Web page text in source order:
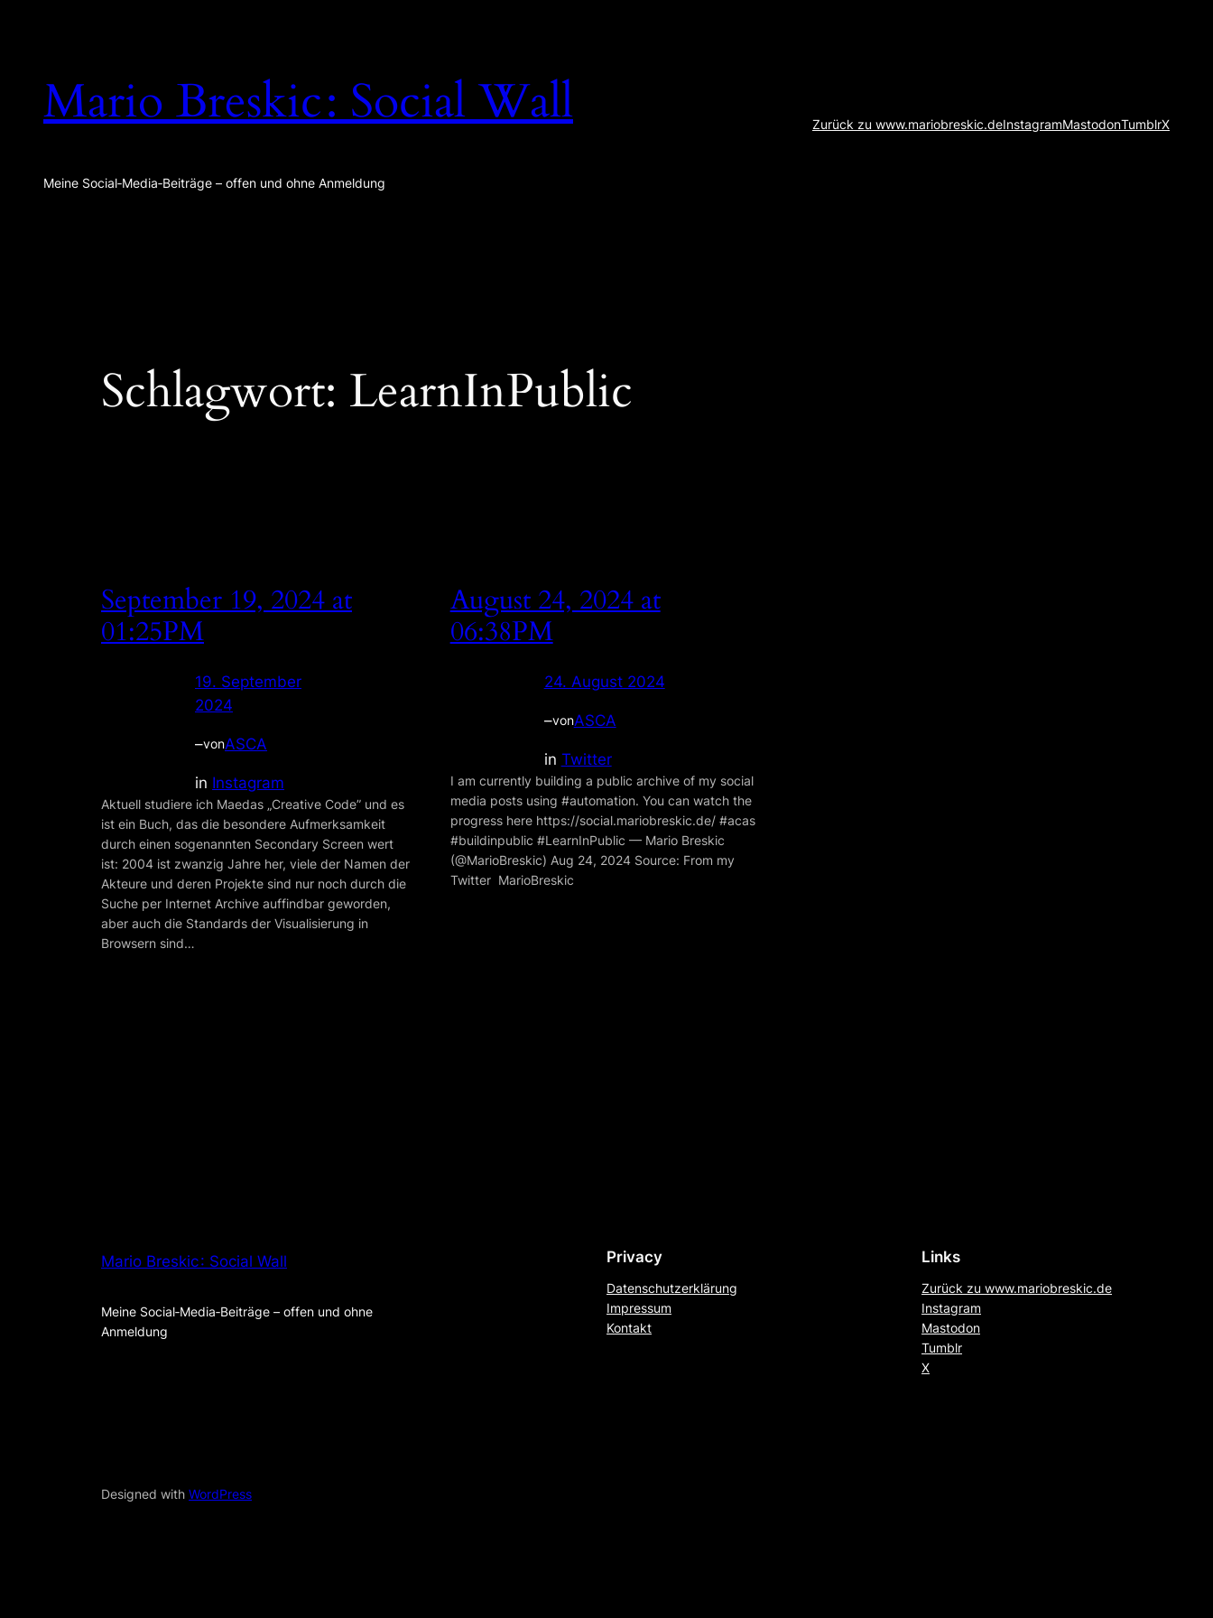
Mario Breskic : Social Wall
Meine Social‑Media‑Beiträge – offen und ohne Anmeldung
Zurück zu www.mariobreskic.deInstagramMastodonTumblrX
Schlagwort: LearnInPublic
September 19, 2024 at
01:25PM
19. September
2024
–vonASCA
in Instagram
Aktuell studiere ich Maedas „Creative Code” und es
ist ein Buch, das die besondere Aufmerksamkeit
durch einen sogenannten Secondary Screen wert
ist: 2004 ist zwanzig Jahre her, viele der Namen der
Akteure und deren Projekte sind nur noch durch die
Suche per Internet Archive auffindbar geworden,
aber auch die Standards der Visualisierung in
Browsern sind…
August 24, 2024 at
06:38PM
24. August 2024
–vonASCA
in Twitter
I am currently building a public archive of my social
media posts using #automation. You can watch the
progress here https://social.mariobreskic.de/ #acas
#buildinpublic #LearnInPublic — Mario Breskic
(@MarioBreskic) Aug 24, 2024 Source: From my
Twitter MarioBreskic
Mario Breskic : Social Wall
Meine Social‑Media‑Beiträge – offen und ohne
Anmeldung
Privacy
Datenschutzerklärung
Impressum
Kontakt
Links
Zurück zu www.mariobreskic.de
Instagram
Mastodon
Tumblr
X
Designed with WordPress